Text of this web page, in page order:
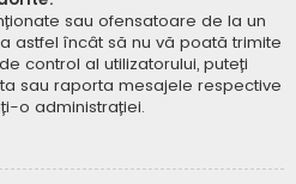
sau ofensatoare de la un
astfel încât să nu vă poată trimite
control al utilizatorului, puteți
sau raporta mesajele respective
o administrației.